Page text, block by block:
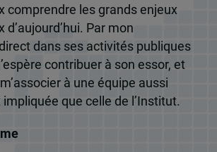
comprendre les grands enjeux
Par mon
dans ses activités publiques
contribuer à son essor, et
à une équipe aussi
que celle de l’Institut.